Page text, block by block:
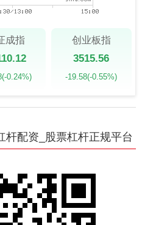
成指
(-0.24%)
创业板指
3515.56
-19.58(-0.55%)
杆配资_股票杠杆正规平台